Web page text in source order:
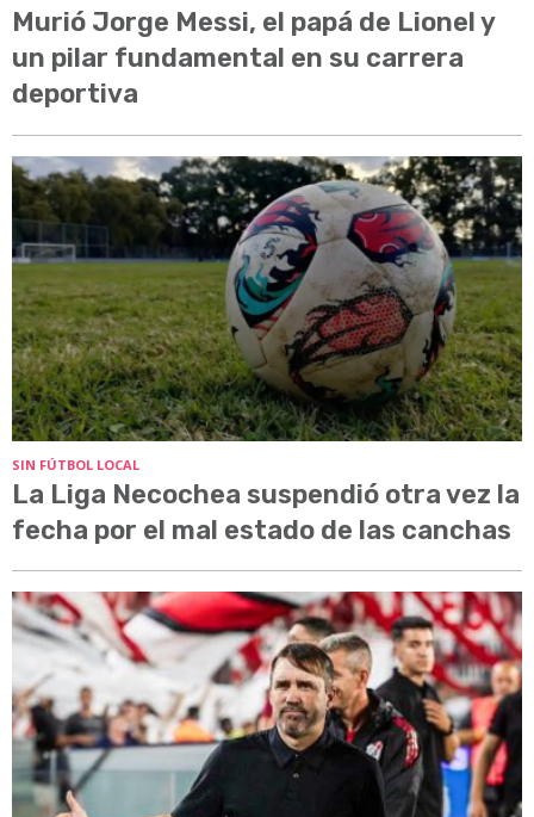
Murió Jorge Messi, el papá de Lionel y
un pilar fundamental en su carrera
deportiva
SIN FÚTBOL LOCAL
La Liga Necochea suspendió otra vez la
fecha por el mal estado de las canchas